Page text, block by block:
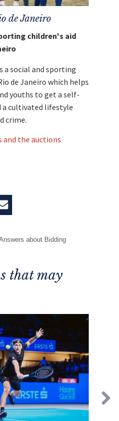
de Janeiro
children's aid
a social and sporting
de Janeiro which helps
youths to get a self-
a cultivated lifestyle
crime.
and the auctions
about Bidding
that may